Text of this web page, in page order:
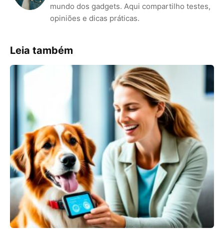
mundo dos gadgets. Aqui compartilho testes,
opiniões e dicas práticas.
Leia também